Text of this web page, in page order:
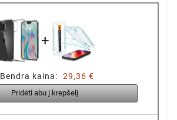
+
Bendra kaina: 29,36 €
Pridėti abu į krepšelį